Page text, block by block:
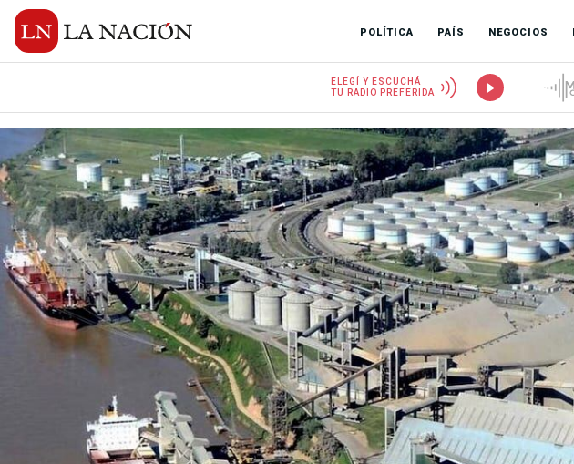
POLÍTICA PAÍS NEGOCIOS
ELEGÍ Y ESCUCHÁ
TU RADIO PREFERIDA